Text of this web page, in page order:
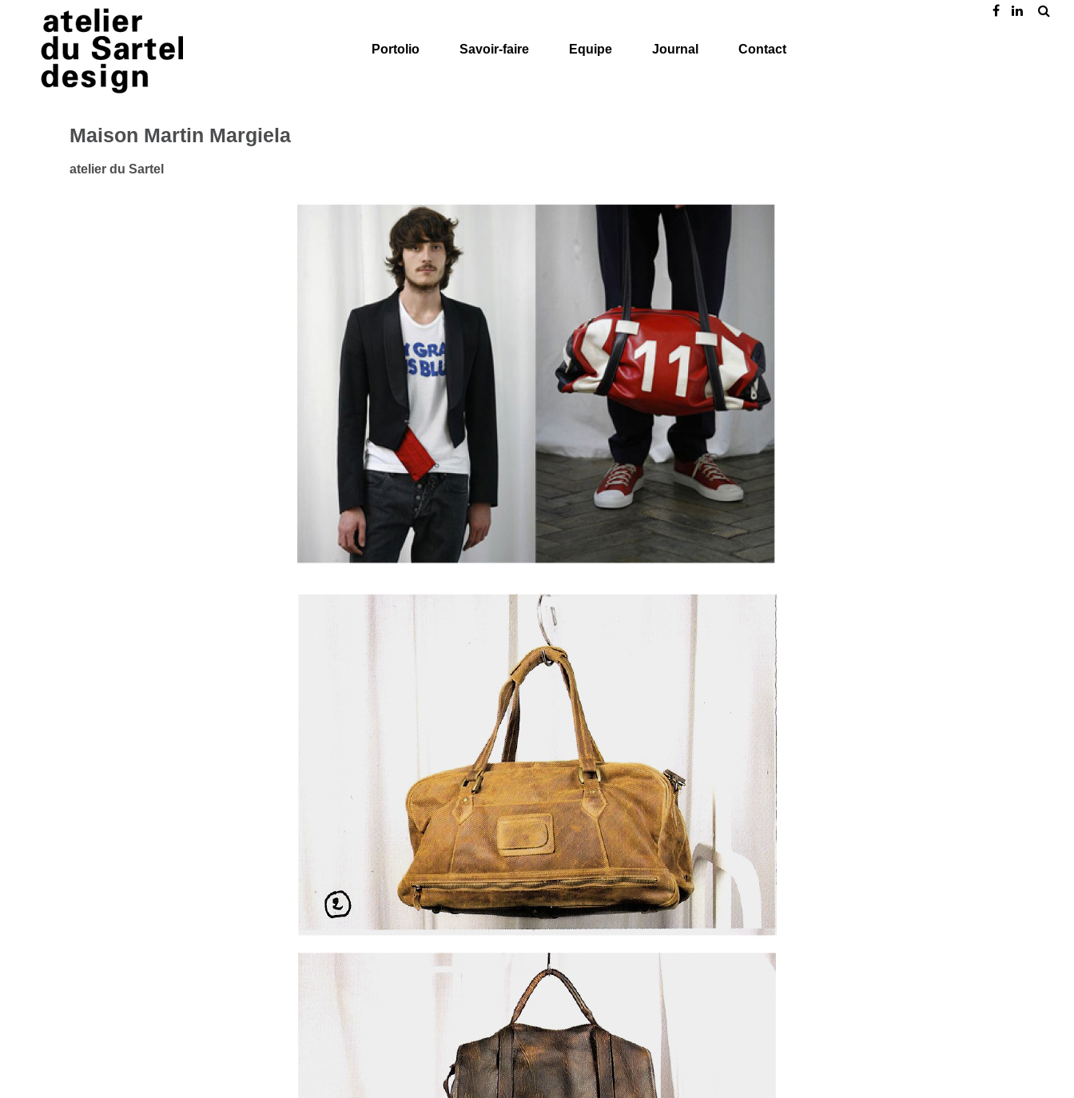
Portolio Savoir-faire Equipe Journal Contact
Maison Martin Margiela
atelier du Sartel